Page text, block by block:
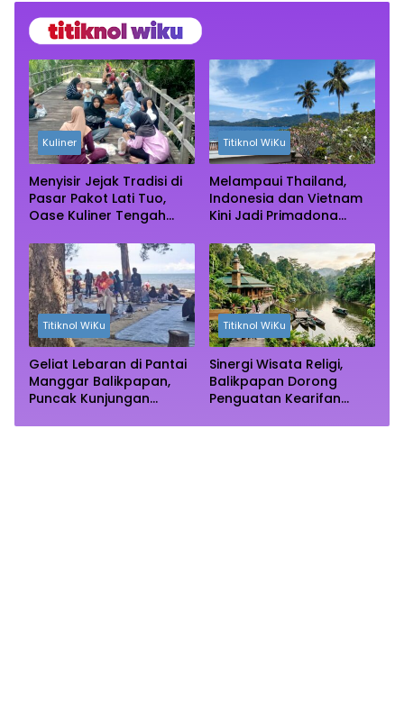
Kuliner
Menyisir Jejak Tradisi di
Pasar Pakot Lati Tuo,
Oase Kuliner Tengah
Titiknol WiKu
Melampaui Thailand,
Indonesia dan Vietnam
Kini Jadi Primadona
Titiknol WiKu
Geliat Lebaran di Pantai
Manggar Balikpapan,
Puncak Kunjungan
Titiknol WiKu
Sinergi Wisata Religi,
Balikpapan Dorong
Penguatan Kearifan